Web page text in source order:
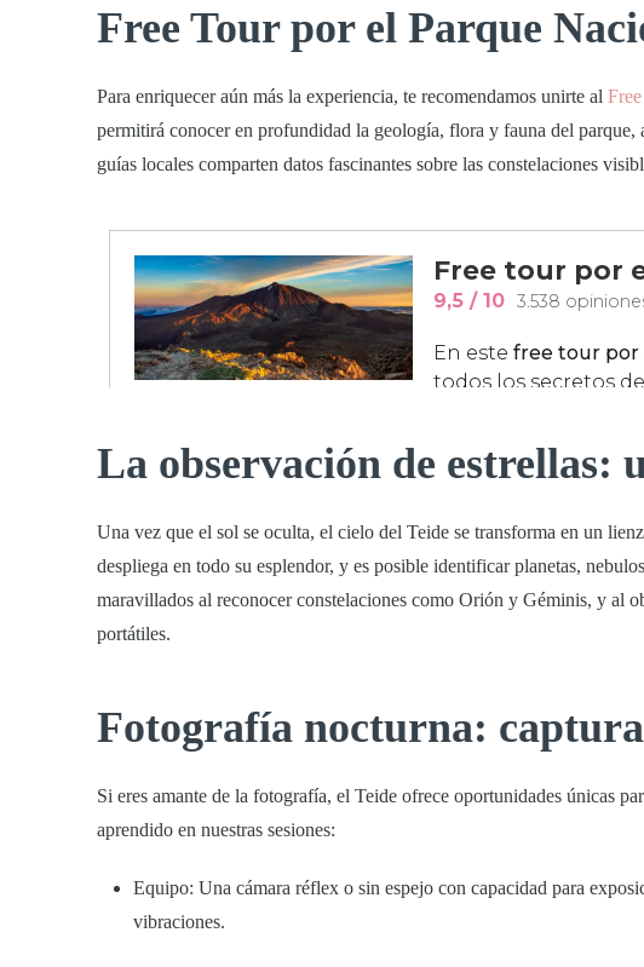
Free Tour por el Parque
Para enriquecer aún más la experiencia, te recomendamos unirte al Free
permitirá conocer en profundidad la geología, flora y fauna del
guías locales comparten datos fascinantes sobre las constelaciones
La observación de estrellas:
Una vez que el sol se oculta, el cielo del Teide se transforma en un
despliega en todo su esplendor, y es posible identificar planetas,
maravillados al reconocer constelaciones como Orión y Géminis, y al
portátiles.
Fotografía nocturna:
Si eres amante de la fotografía, el Teide ofrece oportunidades únicas
aprendido en nuestras sesiones:
Equipo: Una cámara réflex o sin espejo con capacidad para
vibraciones.